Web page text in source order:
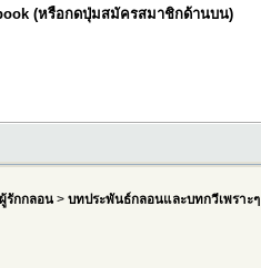
(หรือกดปุ่มสมัครสมาชิกด้านบน)
รักกลอน >บทประพันธ์กลอนและบทกวีเพราะๆ